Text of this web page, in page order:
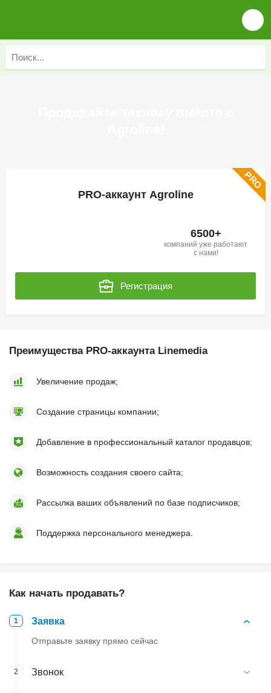
PRO-аккаунт Agroline
6500+
компаний уже работают
с нами!
Регистрация
Преимущества PRO-аккаунта Linemedia
Увеличение продаж;
Создание страницы компании;
Добавление в профессиональный каталог продавцов;
Возможность создания своего сайта;
Рассылка ваших объявлений по базе подписчиков;
Поддержка персонального менеджера.
Как начать продавать?
1 Заявка
Отправьте заявку прямо сейчас
2 Звонок